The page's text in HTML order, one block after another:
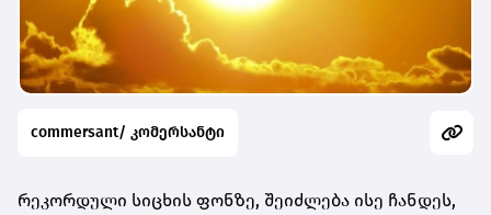
commersant/ კომერსანტი
რეკორდული სიცხის ფონზე, შეიძლება ისე ჩანდეს,